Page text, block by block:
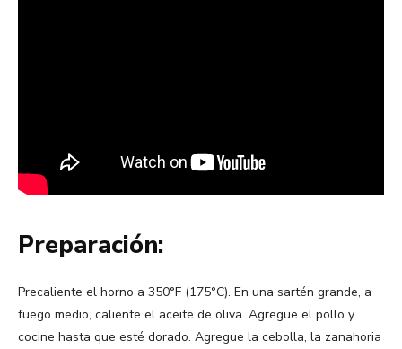
Preparación:
Precaliente el horno a 350°F (175°C). En una sartén grande, a
fuego medio, caliente el aceite de oliva. Agregue el pollo y
cocine hasta que esté dorado. Agregue la cebolla, la zanahoria